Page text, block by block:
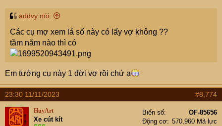
addvy nói:
Các cụ mợ xem lá số này có lấy vợ không ??
tầm năm nào thì có
Em tưởng cụ này 1 đời vợ rồi chứ ạ
23:30 11/11/2023 #8,774
HuyArt
Xe cút kít
Biển số
OF-85656
Động cơ
570,960 Mã lực